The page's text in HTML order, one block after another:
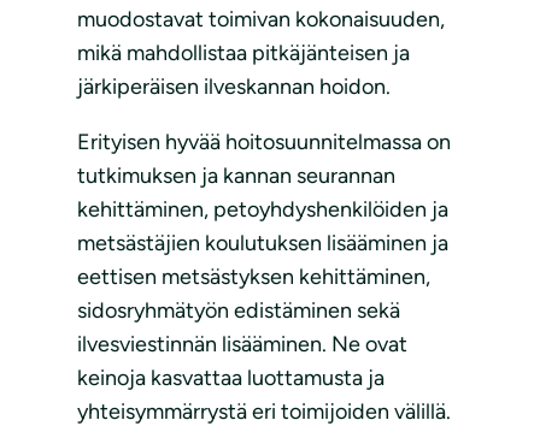
muodostavat toimivan kokonaisuuden,
mikä mahdollistaa pitkäjänteisen ja
järkiperäisen ilveskannan hoidon.
Erityisen hyvää hoitosuunnitelmassa on
tutkimuksen ja kannan seurannan
kehittäminen, petoyhdyshenkilöiden ja
metsästäjien koulutuksen lisääminen ja
eettisen metsästyksen kehittäminen,
sidosryhmätyön edistäminen sekä
ilvesviestinnän lisääminen. Ne ovat
keinoja kasvattaa luottamusta ja
yhteisymmärrystä eri toimijoiden välillä.